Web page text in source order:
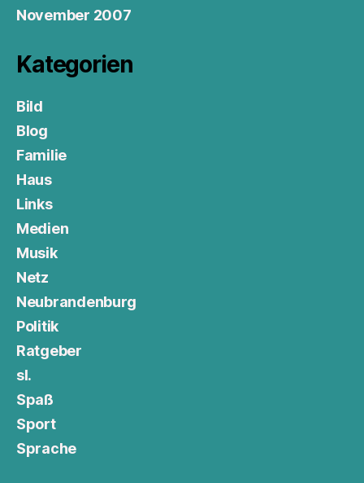
November 2007
Kategorien
Bild
Blog
Familie
Haus
Links
Medien
Musik
Netz
Neubrandenburg
Politik
Ratgeber
sl.
Spaß
Sport
Sprache